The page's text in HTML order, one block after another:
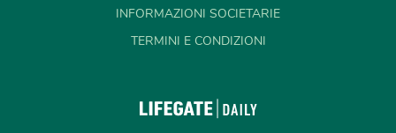
INFORMAZIONI SOCIETARIE
TERMINI E CONDIZIONI